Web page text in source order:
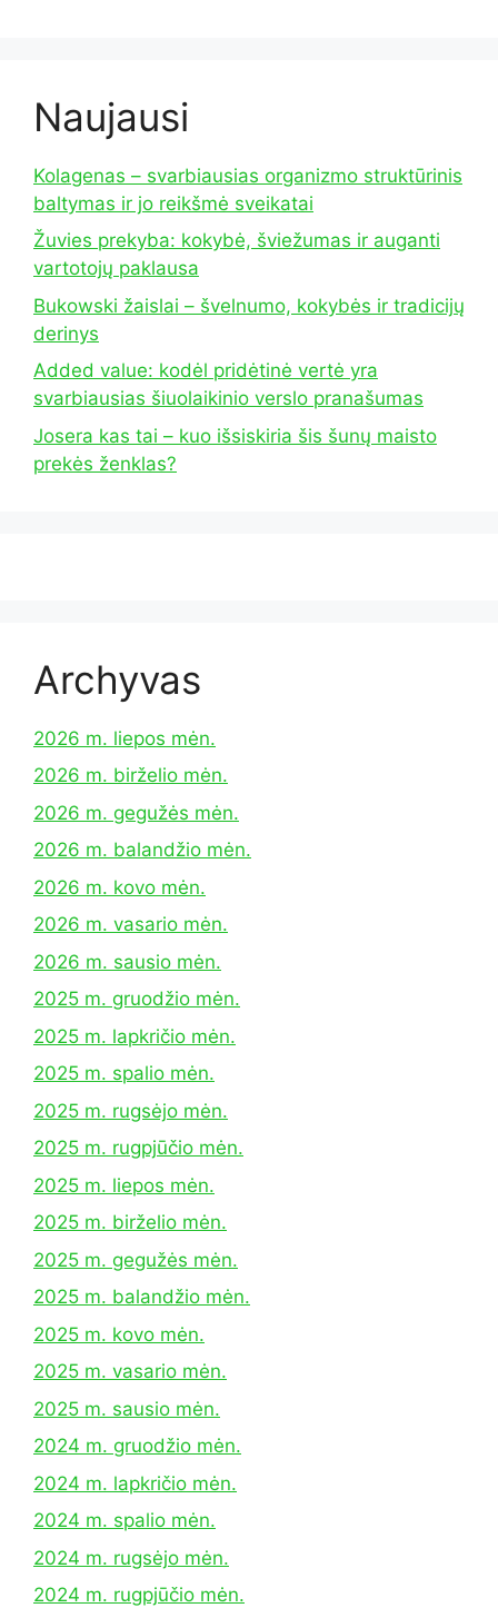
Naujausi
Kolagenas – svarbiausias organizmo struktūrinis
baltymas ir jo reikšmė sveikatai
Žuvies prekyba: kokybė, šviežumas ir auganti
vartotojų paklausa
Bukowski žaislai – švelnumo, kokybės ir tradicijų
derinys
Added value: kodėl pridėtinė vertė yra
svarbiausias šiuolaikinio verslo pranašumas
Josera kas tai – kuo išsiskiria šis šunų maisto
prekės ženklas?
Archyvas
2026 m. liepos mėn.
2026 m. birželio mėn.
2026 m. gegužės mėn.
2026 m. balandžio mėn.
2026 m. kovo mėn.
2026 m. vasario mėn.
2026 m. sausio mėn.
2025 m. gruodžio mėn.
2025 m. lapkričio mėn.
2025 m. spalio mėn.
2025 m. rugsėjo mėn.
2025 m. rugpjūčio mėn.
2025 m. liepos mėn.
2025 m. birželio mėn.
2025 m. gegužės mėn.
2025 m. balandžio mėn.
2025 m. kovo mėn.
2025 m. vasario mėn.
2025 m. sausio mėn.
2024 m. gruodžio mėn.
2024 m. lapkričio mėn.
2024 m. spalio mėn.
2024 m. rugsėjo mėn.
2024 m. rugpjūčio mėn.